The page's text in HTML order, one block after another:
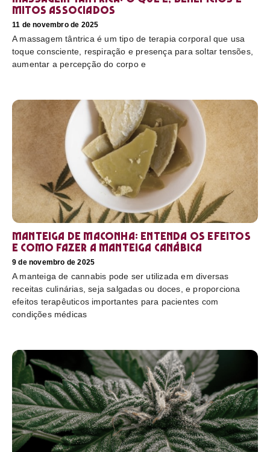
mitos associados
11 de novembro de 2025
A massagem tântrica é um tipo de terapia corporal que usa
toque consciente, respiração e presença para soltar tensões,
aumentar a percepção do corpo e
Manteiga de maconha: entenda os efeitos
e como fazer a manteiga canábica
9 de novembro de 2025
A manteiga de cannabis pode ser utilizada em diversas
receitas culinárias, seja salgadas ou doces, e proporciona
efeitos terapêuticos importantes para pacientes com
condições médicas